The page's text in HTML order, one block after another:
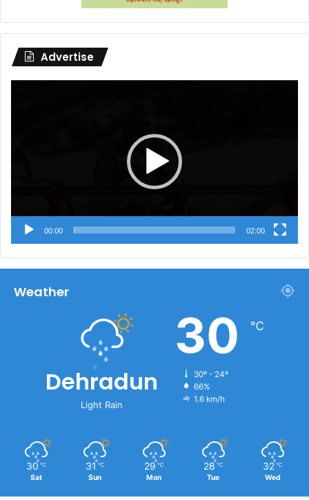
Advertise
00:00 02:00
Weather
Dehradun
Light Rain
30 ℃
30º - 24º
66%
1.6 km/h
30 ℃
Sat
31 ℃
Sun
29 ℃
Mon
28 ℃
Tue
32 ℃
Wed